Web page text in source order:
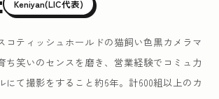
Keniyan(LIC代表)
コティッシュホールドの猫飼い色黒カメラマ
ち笑いのセンスを磨き、営業経験でコミュ力
にて撮影をすること約6年。計600組以上のカ